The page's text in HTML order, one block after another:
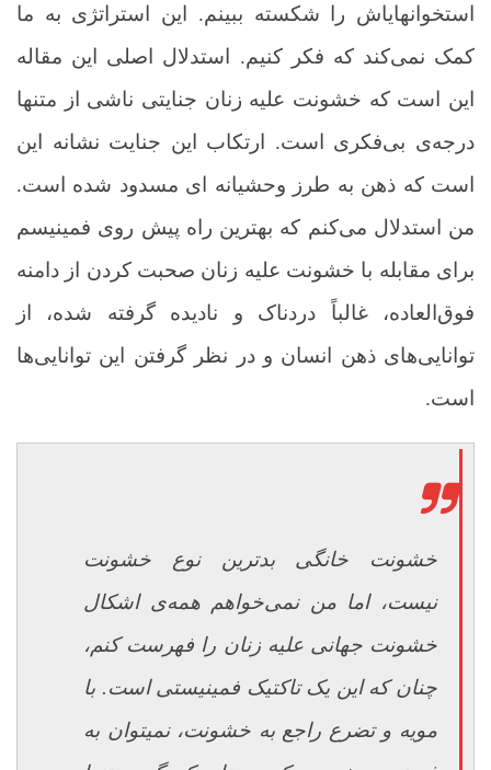
استخوان­های­اش را شکسته ببینم. این استراتژی به ما
کمک نمی‌کند که فکر کنیم. استدلال اصلی این مقاله
این است که خشونت علیه زنان جنایتی ناشی از متنها
درجه‌ی بی‌فکری است. ارتکاب این جنایت نشانه این
است که ذهن به طرز وحشیانه ای مسدود شده است.
من استدلال می‌کنم که بهترین راه پیش روی فمینیسم
برای مقابله با خشونت علیه زنان صحبت کردن از دامنه
فوق‌العاده، غالباً دردناک و نادیده گرفته شده، از
توانایی‌های ذهن انسان و در نظر گرفتن این توانایی‌ها
است.
خشونت خانگی بدترین نوع خشونت
نیست، اما من نمی‌خواهم همه‌ی اشکال
خشونت جهانی علیه زنان را فهرست کنم،
چنان که این یک تاکتیک فمینیستی است. با
مویه و تضرع راجع به خشونت، نمی­توان به